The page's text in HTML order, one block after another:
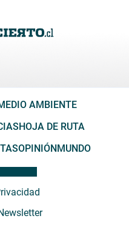
AMBIENTE
HOJA DE RUTA
OPINIÓN MUNDO